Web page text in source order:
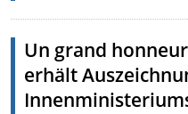
Un grand
erhält